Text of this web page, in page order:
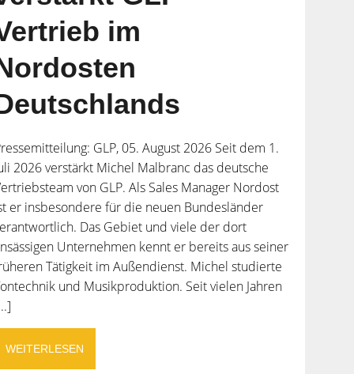
im
GLP, 05. August 2026 Seit dem 1.
2026 verstärkt Michel Malbranc das deutsche
von GLP. Als Sales Manager Nordost
er insbesondere für die neuen Bundesländer
Das Gebiet und viele der dort
Unternehmen kennt er bereits aus seiner
Tätigkeit im Außendienst. Michel studierte
und Musikproduktion. Seit vielen Jahren
WEITERLESEN